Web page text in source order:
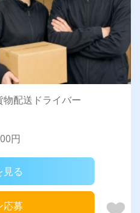
配送ドライバー
円
見る
応募